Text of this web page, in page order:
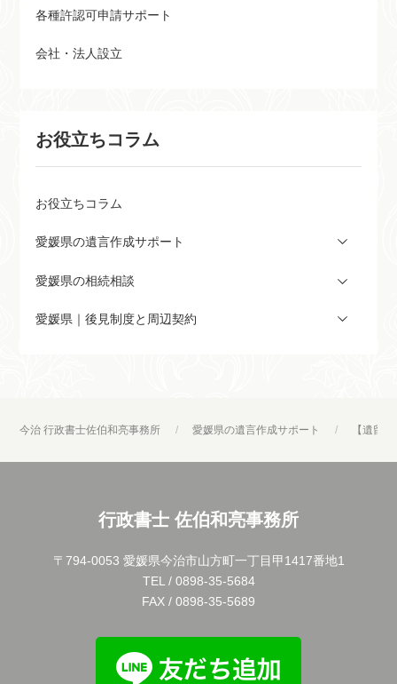
各種許認可申請サポート
会社・法人設立
お役立ちコラム
お役立ちコラム
愛媛県の遺言作成サポート
愛媛県の相続相談
愛媛県｜後見制度と周辺契約
今治 行政書士佐伯和亮事務所 愛媛県の遺言作成サポート 【遺留
行政書士 佐伯和亮事務所
〒794-0053 愛媛県今治市山方町一丁目甲1417番地1
TEL / 0898-35-5684
FAX / 0898-35-5689